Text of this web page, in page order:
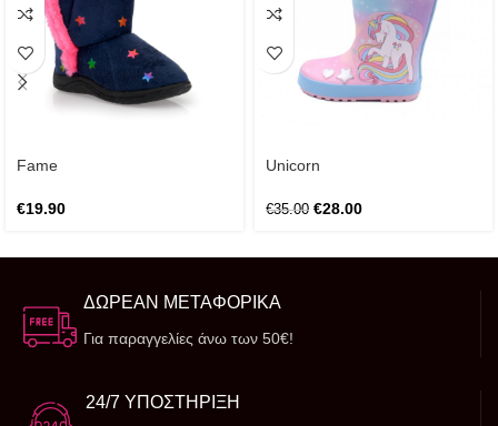
Fame
€19.90
Unicorn
€35.00 €28.00
ΔΩΡΕΑΝ ΜΕΤΑΦΟΡΙΚΑ
Για παραγγελίες άνω των 50€!
24/7 ΥΠΟΣΤΗΡΙΞΗ